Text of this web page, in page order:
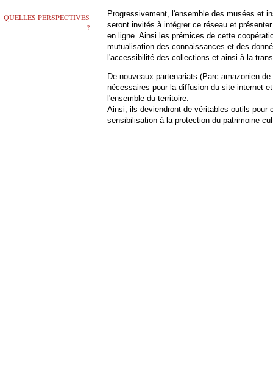
QUELLES PERSPECTIVES
?
Progressivement, l'ensemble des musées et
seront invités à intégrer ce réseau et
en ligne. Ainsi les prémices de cette
mutualisation des connaissances et des
l'accessibilité des collections et ainsi à la
De nouveaux partenariats (Parc amazonien
nécessaires pour la diffusion du site internet
l'ensemble du territoire.
Ainsi, ils deviendront de véritables outils pour
sensibilisation à la protection du patrimoine